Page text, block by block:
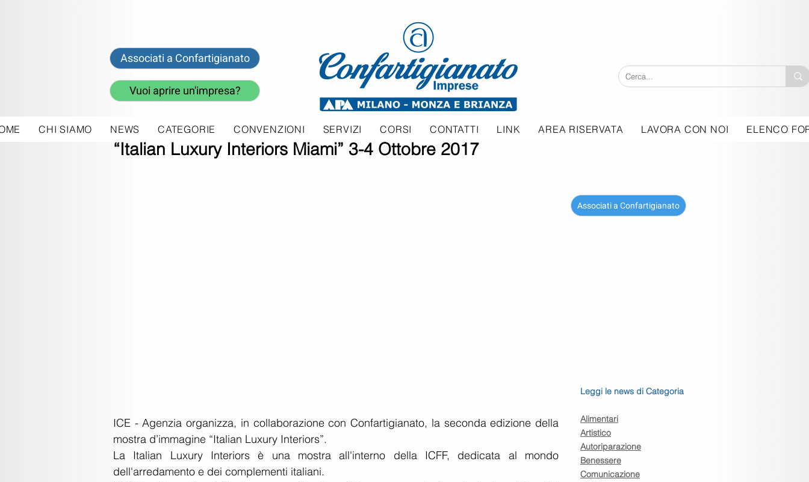
Associati a Confartigianato
Vuoi aprire un'impresa?
CHI SIAMO NEWS CATEGORIE CONVENZIONI SERVIZI CORSI CONTATTI LINK AREA RISERVATA LAVORA CON NOI ELENCO
“Italian Luxury Interiors Miami” 3-4 Ottobre 2017
12 lug 2017
ICE - Agenzia organizza, in collaborazione con Confartigianato, la seconda edizione della
mostra d’immagine “Italian Luxury Interiors”.
La Italian Luxury Interiors è una mostra all'interno della ICFF, dedicata al mondo
dell'arredamento e dei complementi italiani.
Leggi le news di Categoria
Alimentari
Artistico
Autoriparazione
Benessere
Comunicazione
Associati a Confartigianato